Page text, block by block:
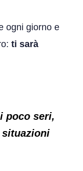
ogni giorno e
ti sarà
poco seri,
situazioni